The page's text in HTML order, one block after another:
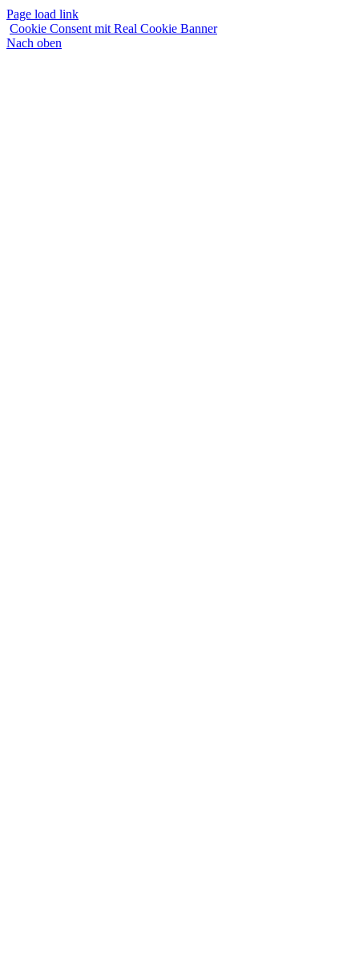
Page load link
Cookie Consent mit Real Cookie Banner
Nach oben